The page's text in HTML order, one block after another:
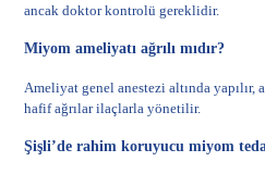
ancak doktor kontrolü gereklidir.
Miyom ameliyatı ağrılı mıdır?
Ameliyat genel anestezi altında yapılır,
hafif ağrılar ilaçlarla yönetilir.
Şişli’de rahim koruyucu miyom